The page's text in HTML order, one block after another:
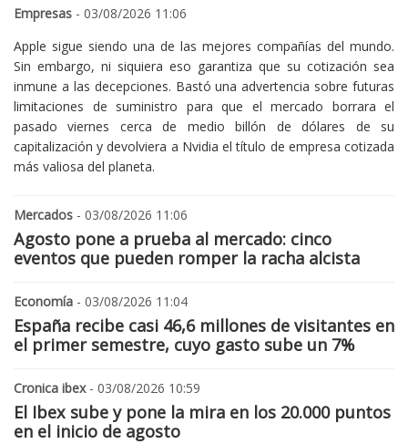
Empresas - 03/08/2026 11:06
Apple sigue siendo una de las mejores compañías del mundo.
Sin embargo, ni siquiera eso garantiza que su cotización sea
inmune a las decepciones. Bastó una advertencia sobre futuras
limitaciones de suministro para que el mercado borrara el
pasado viernes cerca de medio billón de dólares de su
capitalización y devolviera a Nvidia el título de empresa cotizada
más valiosa del planeta.
Mercados - 03/08/2026 11:06
Agosto pone a prueba al mercado: cinco
eventos que pueden romper la racha alcista
Economía - 03/08/2026 11:04
España recibe casi 46,6 millones de visitantes en
el primer semestre, cuyo gasto sube un 7%
Cronica ibex- 03/08/2026 10:59
El Ibex sube y pone la mira en los 20.000 puntos
en el inicio de agosto